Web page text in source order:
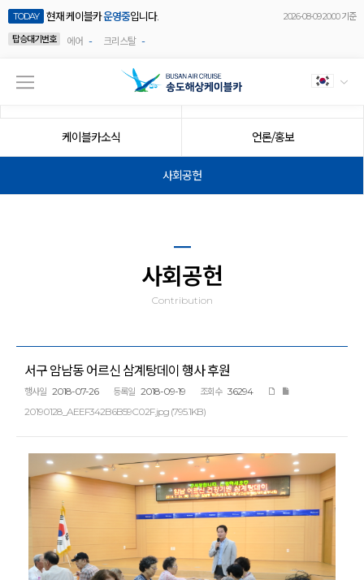
TODAY 현재 케이블카운영중입니다.
2026-08-09 20:00 기준
탑승대기번호
에어 - 크리스탈 -
케이블카소식 언론/홍보
사회공헌
사회공헌
Contribution
서구 암남동 어르신 삼계탕데이 행사 후원
행사일 2018-07-26 등록일 2018-09-19 조회수 36294
20190128_AEEF342B6B59C02F.jpg (795.1KB)